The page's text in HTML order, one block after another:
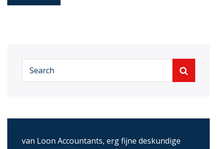
van Loon Accountants, erg fijne deskundige